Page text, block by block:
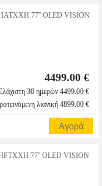
77'' OLED VISION
4499.00 €
30 ημερών 4499.00 €
λιανική 4899.00 €
Αγορά
77'' OLED VISION